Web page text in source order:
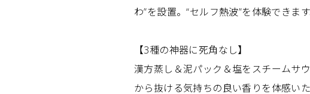
わ”を設置。“セルフ熱波”を体験できます
【3種の神器に死角なし】
漢方蒸し＆泥パック＆塩をスチームサ
から抜ける気持ちの良い香りを体感い